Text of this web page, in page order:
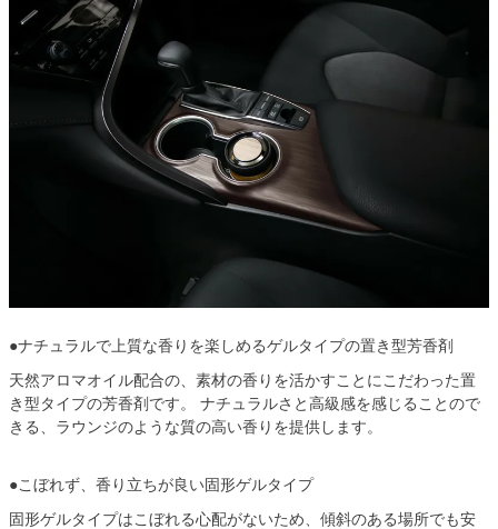
●ナチュラルで上質な香りを楽しめるゲルタイプの置き型芳香剤
天然アロマオイル配合の、素材の香りを活かすことにこだわった置
き型タイプの芳香剤です。 ナチュラルさと高級感を感じることので
きる、ラウンジのような質の高い香りを提供します。
●こぼれず、香り立ちが良い固形ゲルタイプ
固形ゲルタイプはこぼれる心配がないため、傾斜のある場所でも安